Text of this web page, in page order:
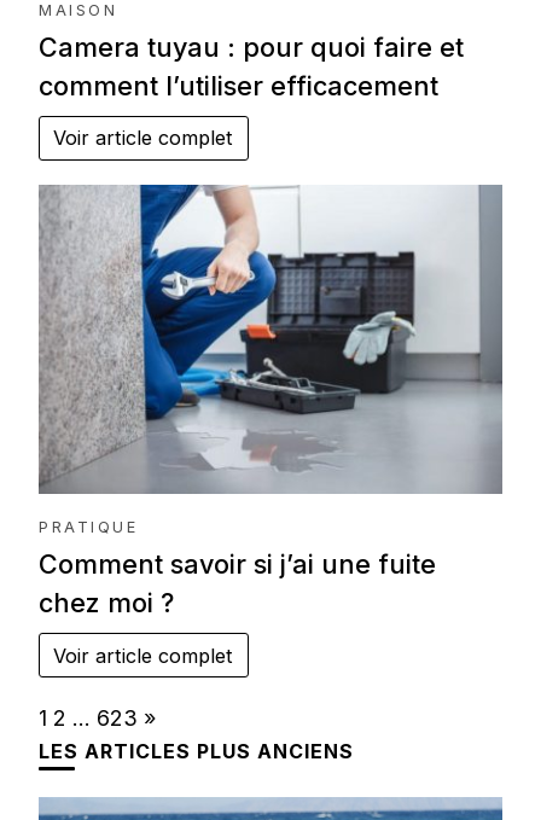
MAISON
Camera tuyau : pour quoi faire et
comment l’utiliser efficacement
Voir article complet
PRATIQUE
Comment savoir si j’ai une fuite
chez moi ?
Voir article complet
Page:
1 2 … 623 Next
»
LES ARTICLES PLUS ANCIENS